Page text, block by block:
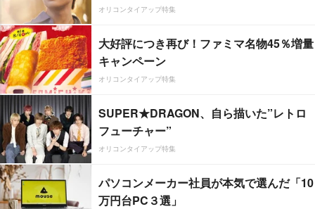
オリコンタイアップ特集
大好評につき再び！ファミマ名物45％増量
キャンペーン
オリコンタイアップ特集
SUPER★DRAGON、自ら描いた”レトロ
フューチャー”
オリコンタイアップ特集
パソコンメーカー社員が本気で選んだ「10
万円台PC３選」